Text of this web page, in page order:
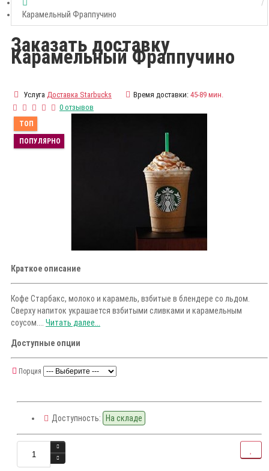
Карамельный Фраппучино
Заказать доставку
Карамельный Фраппучино
Услуга Доставка Starbucks Время доставки: 45-89 мин.
0 отзывов
ТОП
ПОПУЛЯРНО
Краткое описание
Кофе Старбакс, молоко и карамель, взбитые в блендере со льдом.
Сверху напиток украшается взбитыми сливками и карамельным
соусом.... Читать далее...
Доступные опции
Порция
Доступность: На складе